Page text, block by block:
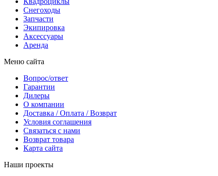
Снегоходы
Запчасти
Экипировка
Аксессуары
Аренда
Меню сайта
Вопрос/ответ
Гарантии
Дилеры
О компании
Доставка / Оплата / Возврат
Условия соглашения
Связаться с нами
Возврат товара
Карта сайта
Наши проекты